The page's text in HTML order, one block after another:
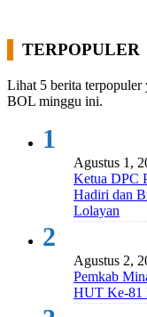
TERPOPULER
Lihat 5 berita terpopuler
BOL minggu ini.
1
Agustus 1,
Ketua DPC
Hadiri dan
Lolayan
2
Agustus 2,
Pemkab
HUT Ke-81